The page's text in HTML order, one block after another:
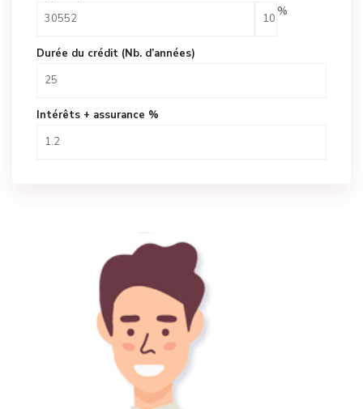
%
Durée du crédit (Nb. d’années)
Intérêts + assurance %